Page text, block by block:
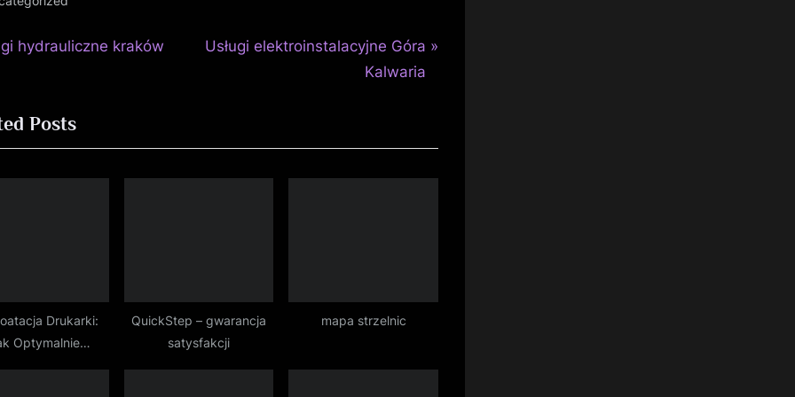
hydrauliczne kraków
N
P
o
Usługi elektroinstalacyjne Góra
Kalwaria
Posts
Drukarki:
Optymalnie
QuickStep – gwarancja
satysfakcji
mapa strzelnic